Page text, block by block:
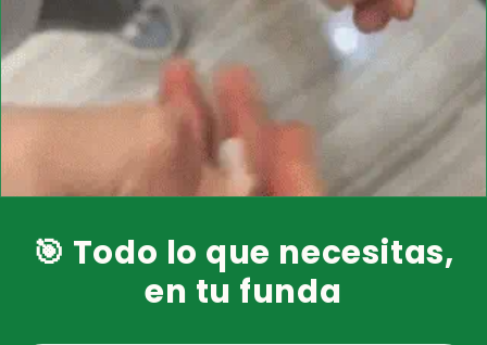
🎯 Todo lo que necesitas,
en tu funda